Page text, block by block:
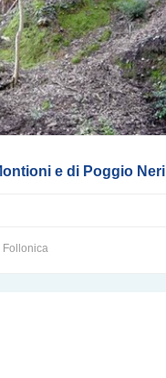
e di Poggio Neri
Follonica